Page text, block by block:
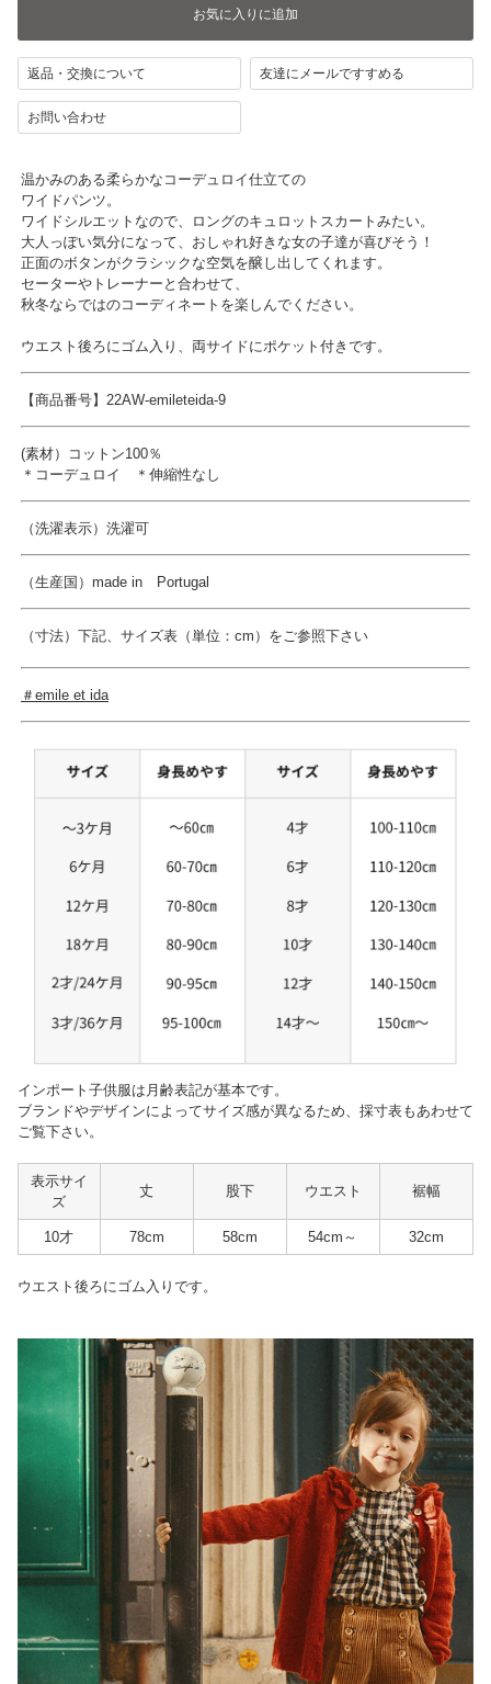
返品・交換について 友達にメールですすめる
お問い合わせ
温かみのある柔らかなコーデュロイ仕立ての
ワイドパンツ。
ワイドシルエットなので、ロングのキュロットスカートみたい。
大人っぽい気分になって、おしゃれ好きな女の子達が喜びそう！
正面のボタンがクラシックな空気を醸し出してくれます。
セーターやトレーナーと合わせて、
秋冬ならではのコーディネートを楽しんでください。
ウエスト後ろにゴム入り、両サイドにポケット付きです。
【商品番号】22AW-emileteida-9
(素材）コットン100％
＊コーデュロイ ＊伸縮性なし
（洗濯表示）洗濯可
（生産国）made in Portugal
（寸法） 下記、サイズ表（単位：cm）をご参照下さい
＃emile et ida
インポート子供服は月齢表記が基本です。
ブランドやデザインによってサイズ感が異なるため、採寸表もあわせて
ご覧下さい。
表示サイ
ズ
丈 股下 ウエスト 裾幅
10才 78cm 58cm 54cm～ 32cm
ウエスト後ろにゴム入りです。